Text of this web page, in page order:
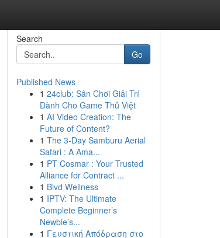
Search
Go
Published News
1 24club: Sân Chơi Giải Trí
Dành Cho Game Thủ Việt
1 AI Video Creation: The
Future of Content?
1 The 3-Day Samburu Aerial
Safari : A Ama...
1 PT Cosmar : Your Trusted
Alliance for Contract ...
1 Blvd Wellness
1 IPTV: The Ultimate
Complete Beginner’s
Newbie’s...
1 Γευστική Απόδραση στο